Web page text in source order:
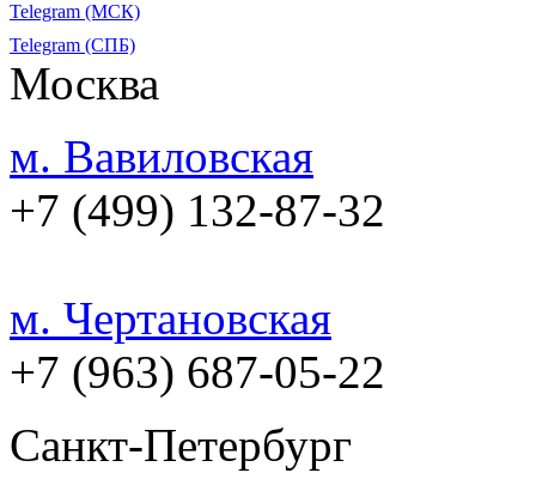
Telegram (МСК)
Telegram (СПБ)
Москва
м. Вавиловская
+7 (499) 132-87-32
м. Чертановская
+7 (963) 687-05-22
Санкт-Петербург